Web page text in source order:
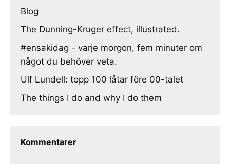
Blog
The Dunning-Kruger effect, illustrated.
#ensakidag - varje morgon, fem minuter om
något du behöver veta.
Ulf Lundell: topp 100 låtar före 00-talet
The things I do and why I do them
Kommentarer